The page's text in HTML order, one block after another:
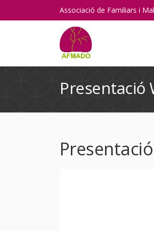
Associació de Familiars i
Presentació